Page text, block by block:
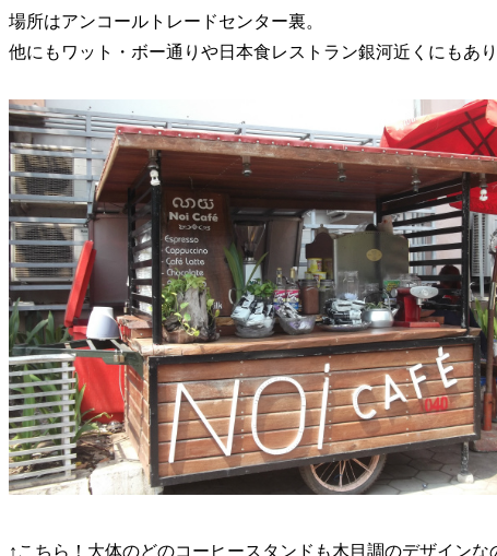
場所はアンコールトレードセンター裏。
他にもワット・ボー通りや日本食レストラン銀河近くにもあり
↑こちら！大体のどのコーヒースタンドも木目調のデザインな